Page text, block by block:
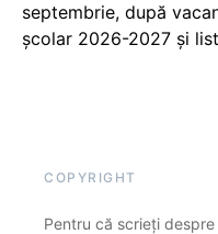
septembrie, după
școlar 2026-2027 și
COPYRIGHT
Pentru că scrieți